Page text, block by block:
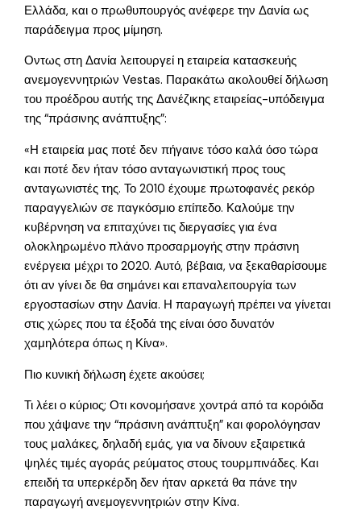
Ελλάδα, και ο πρωθυπουργός ανέφερε την Δανία ως
παράδειγμα προς μίμηση.
Οντως στη Δανία λειτουργεί η εταιρεία κατασκευής
ανεμογεννητριών Vestas. Παρακάτω ακολουθεί δήλωση
του προέδρου αυτής της Δανέζικης εταιρείας-υπόδειγμα
της “πράσινης ανάπτυξης”:
«Η εταιρεία μας ποτέ δεν πήγαινε τόσο καλά όσο τώρα
και ποτέ δεν ήταν τόσο ανταγωνιστική προς τους
ανταγωνιστές της. Το 2010 έχουμε πρωτοφανές ρεκόρ
παραγγελιών σε παγκόσμιο επίπεδο. Καλούμε την
κυβέρνηση να επιταχύνει τις διεργασίες για ένα
ολοκληρωμένο πλάνο προσαρμογής στην πράσινη
ενέργεια μέχρι το 2020. Αυτό, βέβαια, να ξεκαθαρίσουμε
ότι αν γίνει δε θα σημάνει και επαναλειτουργία των
εργοστασίων στην Δανία. Η παραγωγή πρέπει να γίνεται
στις χώρες που τα έξοδά της είναι όσο δυνατόν
χαμηλότερα όπως η Κίνα».
Πιο κυνική δήλωση έχετε ακούσει;
Τι λέει ο κύριος; Οτι κονομήσανε χοντρά από τα κορόιδα
που χάψανε την “πράσινη ανάπτυξη” και φορολόγησαν
τους μαλάκες, δηλαδή εμάς, για να δίνουν εξαιρετικά
ψηλές τιμές αγοράς ρεύματος στους τουρμπινάδες. Και
επειδή τα υπερκέρδη δεν ήταν αρκετά θα πάνε την
παραγωγή ανεμογεννητριών στην Κίνα.